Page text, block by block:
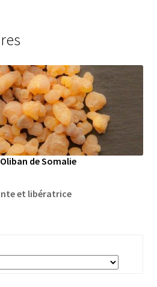
de Somalie
et libératrice